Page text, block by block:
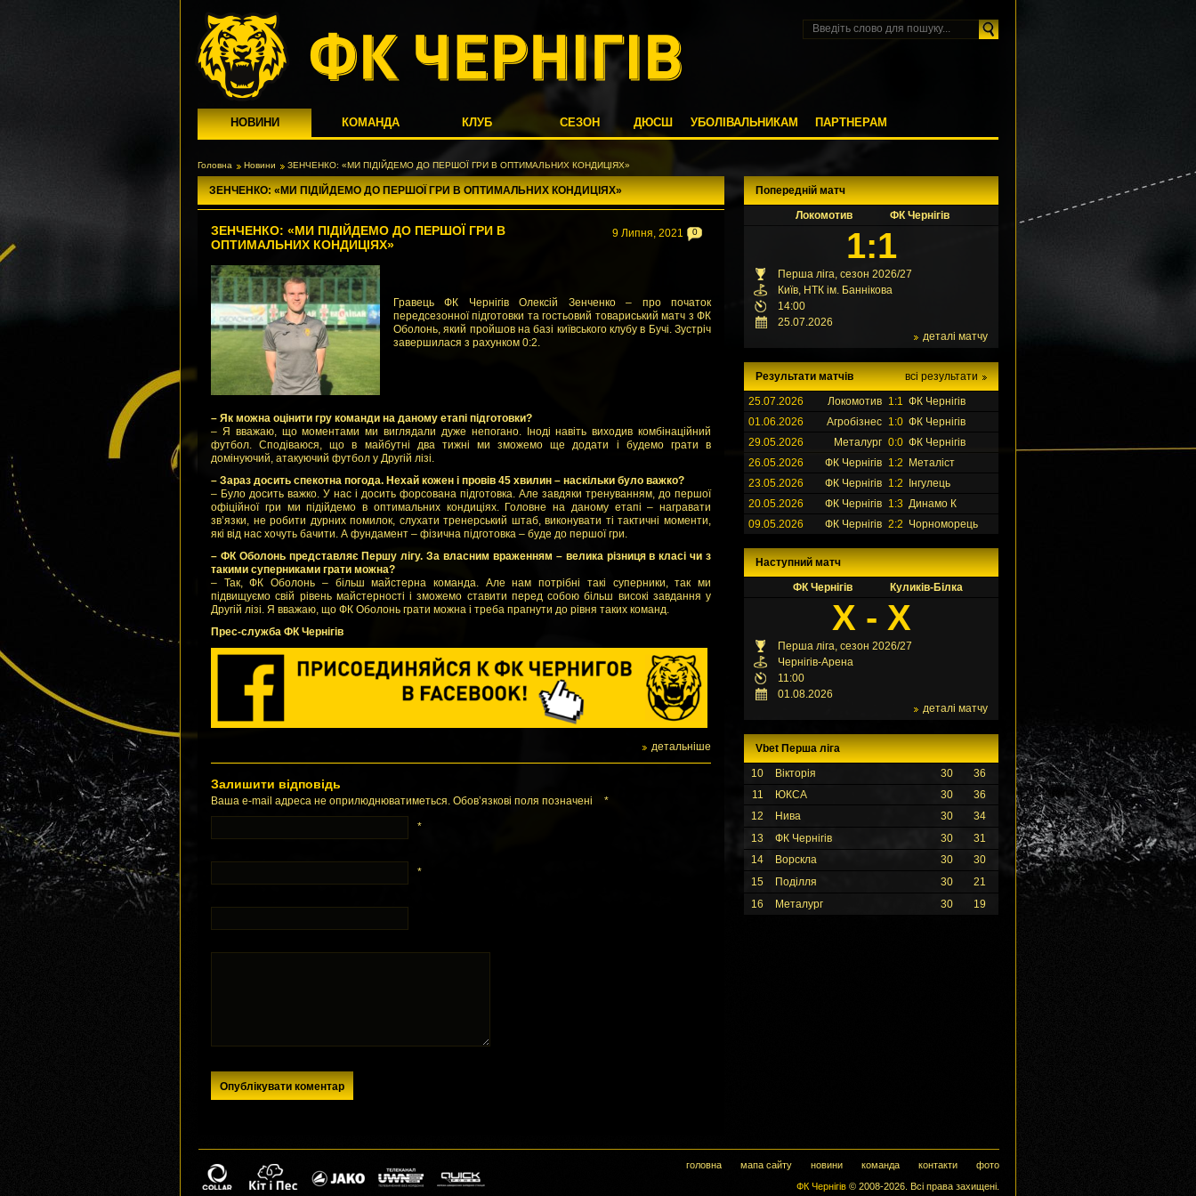
НОВИНИ КОМАНДА КЛУБ СЕЗОН ДЮСШ УБОЛІВАЛЬНИКАМ ПАРТНЕРАМ
Головна Новини ЗЕНЧЕНКО: «МИ ПІДІЙДЕМО ДО ПЕРШОЇ ГРИ В ОПТИМАЛЬНИХ КОНДИЦІЯХ»
ЗЕНЧЕНКО: «МИ ПІДІЙДЕМО ДО ПЕРШОЇ ГРИ В ОПТИМАЛЬНИХ КОНДИЦІЯХ»
0
9 Липня, 2021
ЗЕНЧЕНКО: «МИ ПІДІЙДЕМО ДО ПЕРШОЇ ГРИ В
ОПТИМАЛЬНИХ КОНДИЦІЯХ»
Гравець ФК Чернігів Олексій Зенченко – про початок
передсезонної підготовки та гостьовий товариський матч з ФК
Оболонь, який пройшов на базі київського клубу в Бучі. Зустріч
завершилася з рахунком 0:2.
– Як можна оцінити гру команди на даному етапі підготовки?
– Я вважаю, що моментами ми виглядали дуже непогано. Іноді навіть виходив комбінаційний
футбол. Сподіваюся, що в майбутні два тижні ми зможемо ще додати і будемо грати в
домінуючий, атакуючий футбол у Другій лізі.
– Зараз досить спекотна погода. Нехай кожен і провів 45 хвилин – наскільки було важко?
– Було досить важко. У нас і досить форсована підготовка. Але завдяки тренуванням, до першої
офіційної гри ми підійдемо в оптимальних кондиціях. Головне на даному етапі – награвати
зв’язки, не робити дурних помилок, слухати тренерський штаб, виконувати ті тактичні моменти,
які від нас хочуть бачити. А фундамент – фізична підготовка – буде до першої гри.
– ФК Оболонь представляє Першу лігу. За власним враженням – велика різниця в класі чи з
такими суперниками грати можна?
– Так, ФК Оболонь – більш майстерна команда. Але нам потрібні такі суперники, так ми
підвищуємо свій рівень майстерності і зможемо ставити перед собою більш високі завдання у
Другій лізі. Я вважаю, що ФК Оболонь грати можна і треба прагнути до рівня таких команд.
Прес-служба ФК Чернігів
детальніше
Залишити відповідь
Ваша e-mail адреса не оприлюднюватиметься. Обов’язкові поля позначені *
*
*
Попередній матч
Локомотив
ФК Чернігів
1:1
Перша ліга, сезон 2026/27
Київ, НТК ім. Баннікова
14:00
25.07.2026
деталі матчу
всі результати
Результати матчів
25.07.2026
Локомотив 1:1 ФК Чернігів
01.06.2026
Агробізнес 1:0 ФК Чернігів
29.05.2026
Металург 0:0 ФК Чернігів
26.05.2026
ФК Чернігів 1:2
Металіст
23.05.2026
ФК Чернігів 1:2
Інгулець
20.05.2026
ФК Чернігів 1:3 Динамо К
09.05.2026
ФК Чернігів 2:2 Чорноморець
Наступний матч
ФК Чернігів
Куликів-Білка
X - X
Перша ліга, сезон 2026/27
Чернігів-Арена
11:00
01.08.2026
деталі матчу
Vbet Перша ліга
10
Вікторія 30
36
11
ЮКСА 30
36
12
Нива 30
34
13
ФК Чернігів 30
31
14
Ворскла 30
30
15
Поділля 30
21
16
Металург 30 19
головна мапа сайту новини команда контакти
фото
ФК Чернігів © 2008-2026. Всі права захищені.